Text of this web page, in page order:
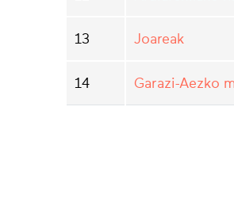
13 Joareak
14 Garazi-Aezko